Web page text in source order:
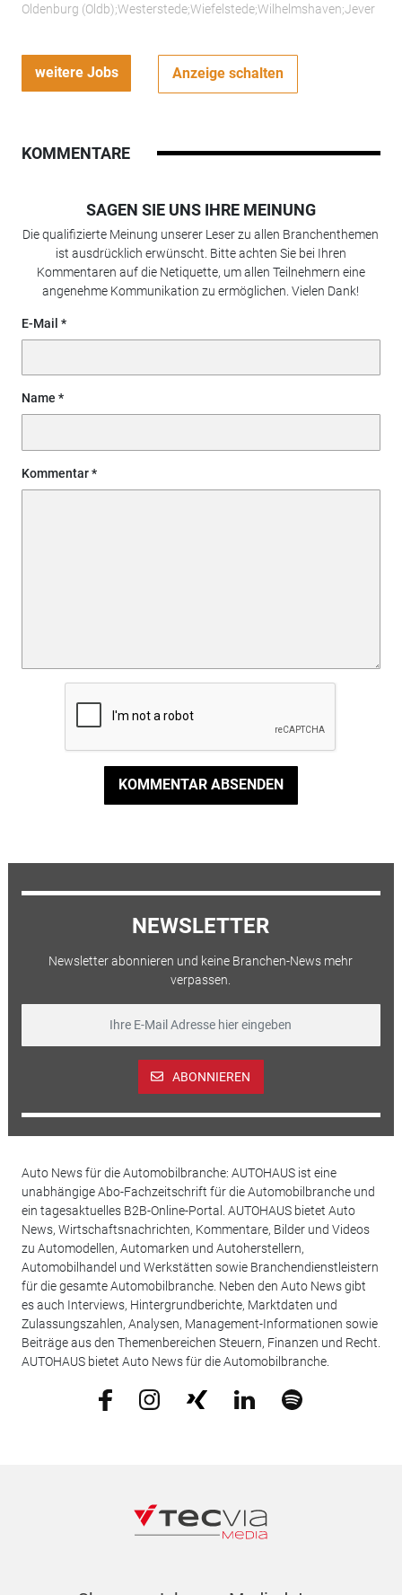
Oldenburg (Oldb);Westerstede;Wiefelstede;Wilhelmshaven;Jever
weitere Jobs Anzeige schalten
KOMMENTARE
SAGEN SIE UNS IHRE MEINUNG
Die qualifizierte Meinung unserer Leser zu allen Branchenthemen
ist ausdrücklich erwünscht. Bitte achten Sie bei Ihren
Kommentaren auf die Netiquette, um allen Teilnehmern eine
angenehme Kommunikation zu ermöglichen. Vielen Dank!
E-Mail
Name
Kommentar
KOMMENTAR ABSENDEN
NEWSLETTER
Newsletter abonnieren und keine Branchen-News mehr
verpassen.
ABONNIEREN
Auto News für die Automobilbranche: AUTOHAUS ist eine
unabhängige Abo-Fachzeitschrift für die Automobilbranche und
ein tagesaktuelles B2B-Online-Portal. AUTOHAUS bietet Auto
News, Wirtschaftsnachrichten, Kommentare, Bilder und Videos
zu Automodellen, Automarken und Autoherstellern,
Automobilhandel und Werkstätten sowie Branchendienstleistern
für die gesamte Automobilbranche. Neben den Auto News gibt
es auch Interviews, Hintergrundberichte, Marktdaten und
Zulassungszahlen, Analysen, Management-Informationen sowie
Beiträge aus den Themenbereichen Steuern, Finanzen und Recht.
AUTOHAUS bietet Auto News für die Automobilbranche.